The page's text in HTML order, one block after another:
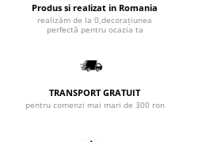
Produs si realizat in Romania
realizăm de la 0,decorațiunea
perfectă pentru ocazia ta
TRANSPORT GRATUIT
pentru comenzi mai mari de 300 ron